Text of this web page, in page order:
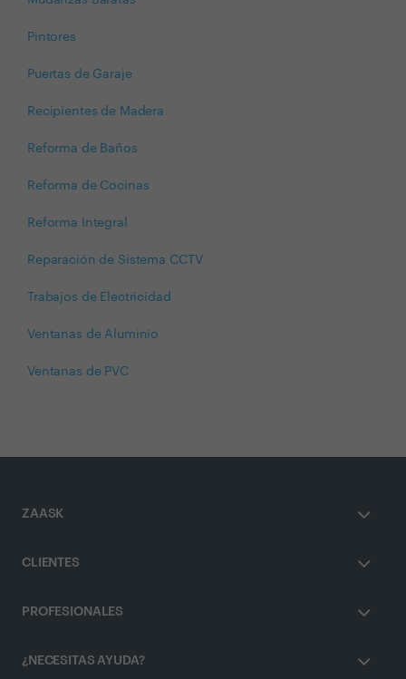
Pintores
Puertas de Garaje
Recipientes de Madera
Reforma de Baños
Reforma de Cocinas
Reforma Integral
Reparación de Sistema CCTV
Trabajos de Electricidad
Ventanas de Aluminio
Ventanas de PVC
ZAASK
CLIENTES
PROFESIONALES
¿NECESITAS AYUDA?